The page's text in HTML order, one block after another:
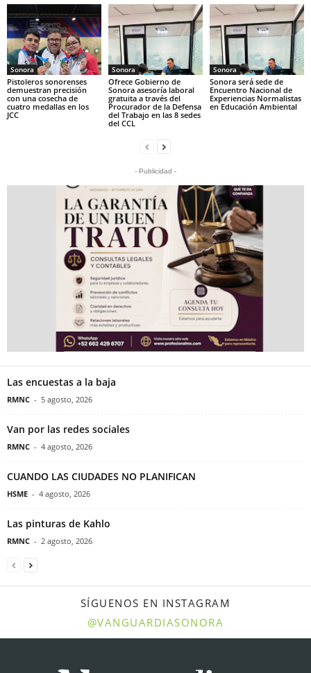
Sonora
Pistoleros sonorenses
demuestran precisión
con una cosecha de
cuatro medallas en los
JCC
Sonora
Ofrece Gobierno de
Sonora asesoría laboral
gratuita a través del
Procurador de la Defensa
del Trabajo en las 8 sedes
del CCL
Sonora
Sonora será sede de
Encuentro Nacional de
Experiencias Normalistas
en Educación Ambiental
- Publicidad -
Las encuestas a la baja
RMNC - 5 agosto, 2026
Van por las redes sociales
RMNC - 4 agosto, 2026
CUANDO LAS CIUDADES NO PLANIFICAN
HSME - 4 agosto, 2026
Las pinturas de Kahlo
RMNC - 2 agosto, 2026
SÍGUENOS EN INSTAGRAM
@VANGUARDIASONORA